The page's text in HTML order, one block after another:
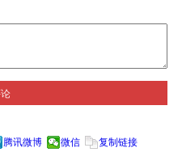
腾讯微博 微信
复制链接